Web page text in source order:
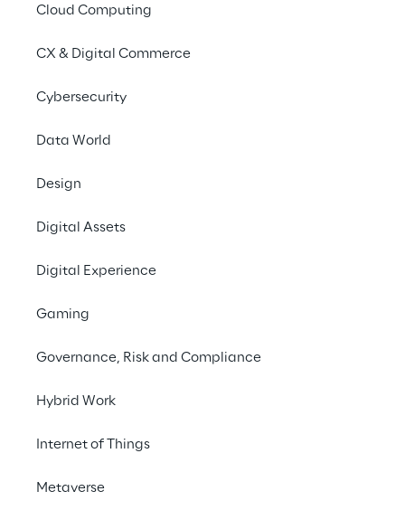
Cloud Computing
CX & Digital Commerce
Cybersecurity
Data World
Design
Digital Assets
Digital Experience
Gaming
Governance, Risk and Compliance
Hybrid Work
Internet of Things
Metaverse
Data Reply al fianco di FPT Industrial per la
diagnostica avanzata per veicoli connessi,
basate su Big Data ed Intelligenza Artificiale
#BigData
SCENARIO
L'industria automotive è
automotive sta diventando sempre più